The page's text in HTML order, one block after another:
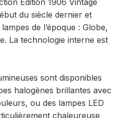
du siècle dernier et
de l’époque : Globe,
La technologie interne est
sont disponibles
halogènes brillantes avec
ou des lampes LED
chaleureuse